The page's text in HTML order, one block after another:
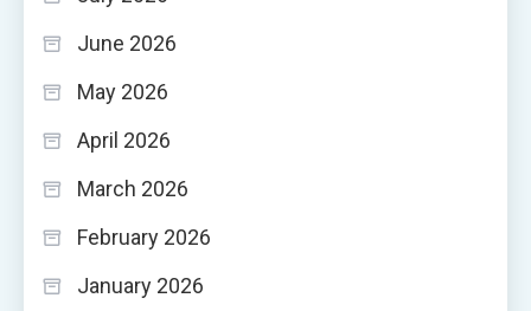
June 2026
May 2026
April 2026
March 2026
February 2026
January 2026